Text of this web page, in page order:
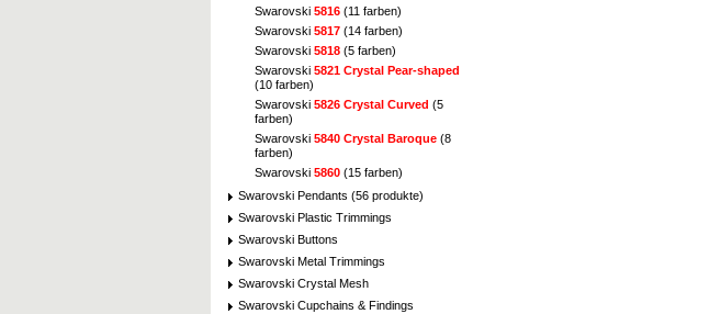
Swarovski 5816 (11 farben)
Swarovski 5817 (14 farben)
Swarovski 5818 (5 farben)
Swarovski 5821 Crystal Pear-shaped
(10 farben)
Swarovski 5826 Crystal Curved (5
farben)
Swarovski 5840 Crystal Baroque (8
farben)
Swarovski 5860 (15 farben)
Swarovski Pendants (56 produkte)
Swarovski Plastic Trimmings
Swarovski Buttons
Swarovski Metal Trimmings
Swarovski Crystal Mesh
Swarovski Cupchains & Findings